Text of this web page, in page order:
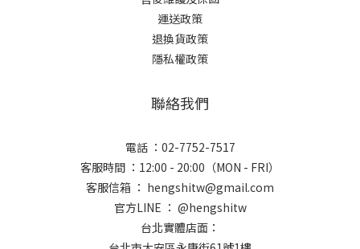
運送政策
退換貨政策
隱私權政策
聯絡我們
電話 ：02-7752-7517
客服時間 ：12:00 - 20:00（MON - FRI）
客服信箱 ： hengshitw@gmail.com
官方LINE ： @hengshitw
台北實體店面：